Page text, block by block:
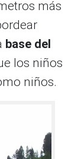
más
base del
los niños
niños.